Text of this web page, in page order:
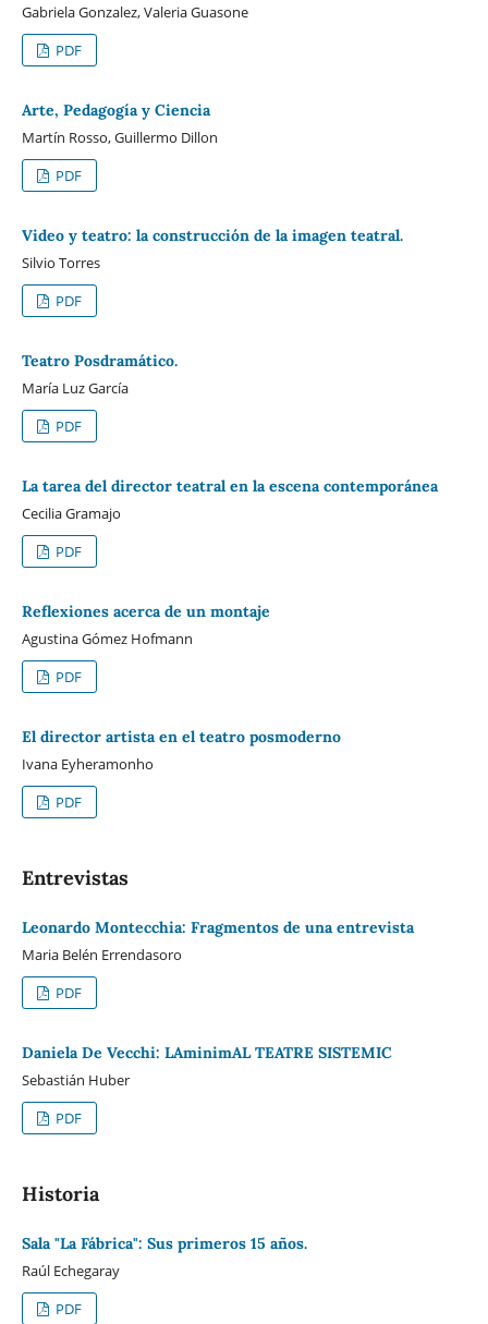
Gabriela Gonzalez, Valeria Guasone
PDF
Arte, Pedagogía y Ciencia
Martín Rosso, Guillermo Dillon
PDF
Video y teatro: la construcción de la imagen teatral.
Silvio Torres
PDF
Teatro Posdramático.
María Luz García
PDF
La tarea del director teatral en la escena contemporánea
Cecilia Gramajo
PDF
Reflexiones acerca de un montaje
Agustina Gómez Hofmann
PDF
El director artista en el teatro posmoderno
Ivana Eyheramonho
PDF
Entrevistas
Leonardo Montecchia: Fragmentos de una entrevista
Maria Belén Errendasoro
PDF
Daniela De Vecchi: LAminimAL TEATRE SISTEMIC
Sebastián Huber
PDF
Historia
Sala "La Fábrica": Sus primeros 15 años.
Raúl Echegaray
PDF